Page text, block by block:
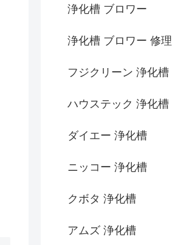
浄化槽 ブロワー
浄化槽 ブロワー 修理
フジクリーン 浄化槽
ハウステック 浄化槽
ダイエー 浄化槽
ニッコー 浄化槽
クボタ 浄化槽
アムズ 浄化槽